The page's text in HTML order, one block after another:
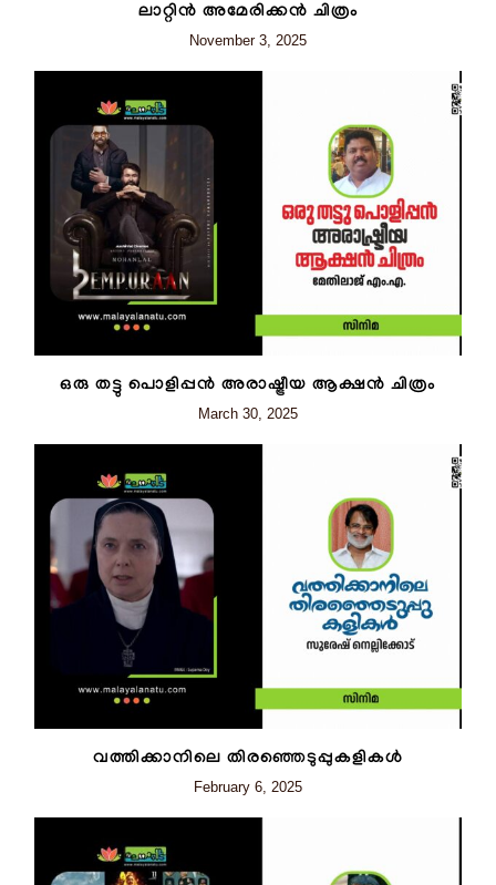
ലാറ്റിന്‍ അമേരിക്കന്‍ ചിത്രം
November 3, 2025
ഒരു തട്ടു പൊളിപ്പൻ അരാഷ്ട്രീയ ആക്ഷൻ ചിത്രം
March 30, 2025
വത്തിക്കാനിലെ തിരഞ്ഞെടുപ്പുകളികള്‍
February 6, 2025